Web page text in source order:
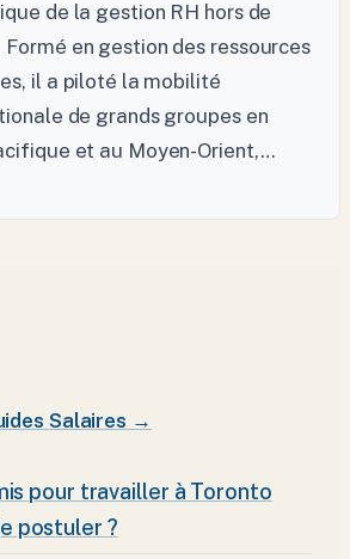
de la gestion RH hors de
Formé en gestion des ressources
il a piloté la mobilité
de grands groupes en
et au Moyen-Orient,…
Salaires →
pour travailler à Toronto
postuler ?